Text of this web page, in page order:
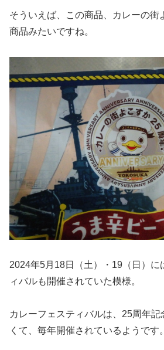
そういえば、この商品、カレーの街
商品みたいですね。
2024年5月18日（土）・19（日）に
ィバルも開催されていた模様。
カレーフェスティバルは、25周年記
くて、毎年開催されているようです。